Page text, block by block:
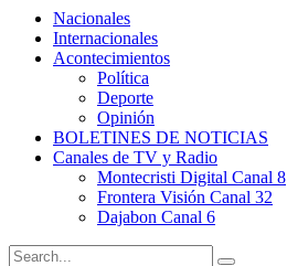
Nacionales
Internacionales
Acontecimientos
Política
Deporte
Opinión
BOLETINES DE NOTICIAS
Canales de TV y Radio
Montecristi Digital Canal 8
Frontera Visión Canal 32
Dajabon Canal 6